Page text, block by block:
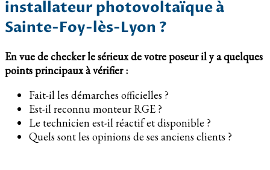
installateur photovoltaïque à
Sainte-Foy-lès-Lyon ?
En vue de checker le sérieux de votre poseur il y a quelques
points principaux à vérifier :
Fait-il les démarches officielles ?
Est-il reconnu monteur RGE ?
Le technicien est-il réactif et disponible ?
Quels sont les opinions de ses anciens clients ?